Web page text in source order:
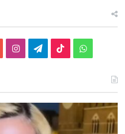
InstagramTelegram
TikTok